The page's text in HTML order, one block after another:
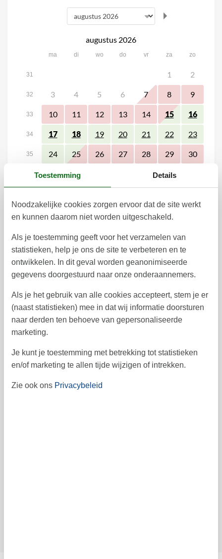
augustus 2026
ma di wo do vr za zo
31 1 2
32 3 4 5 6 7 8 9
33 10 11 12 13 14 15 16
34 17 18 19 20 21 22 23
35 24 25 26 27 28 29 30
31
september 2026
ma di wo do vr za zo
8
38 14 15 16 17 18 19
40 28 29 30
41
Bezet Aankomst mogelijk
Prijs
Toestemming Details
Noodzakelijke cookies zorgen ervoor dat de site werkt
en kunnen daarom niet worden uitgeschakeld.
Als je toestemming geeft voor het verzamelen van
statistieken, help je ons de site te verbeteren en te
ontwikkelen. In dit geval worden geanonimiseerde
gegevens doorgestuurd naar onze onderaannemers.
Als je het gebruik van alle cookies accepteert, stem je er
(naast statistieken) mee in dat wij informatie doorsturen
naar derden ten behoeve van gepersonaliseerde
marketing.
Je kunt je toestemming met betrekking tot statistieken
en/of marketing te allen tijde wijzigen of intrekken.
Zie ook ons Privacybeleid